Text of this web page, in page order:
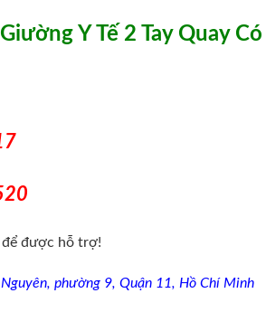
Y Tế 2 Tay Quay
được hỗ trợ!
phường 9, Quận 11, Hồ Chí Minh